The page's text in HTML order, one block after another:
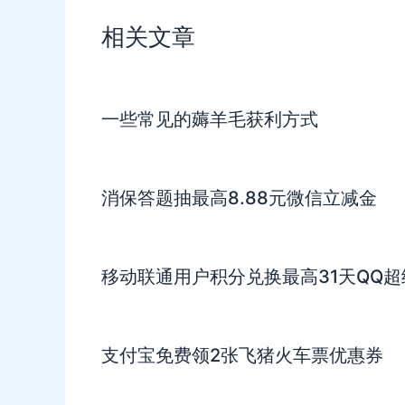
相关文章
一些常见的薅羊毛获利方式
消保答题抽最高8.88元微信立减金
移动联通用户积分兑换最高31天QQ
支付宝免费领2张飞猪火车票优惠券